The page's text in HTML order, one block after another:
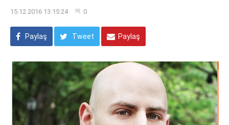
15.12.2016 13:15:24 0
Paylaş Tweet Paylaş